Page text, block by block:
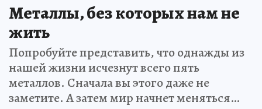
Металлы, без которых нам не
жить
Попробуйте представить, что однажды из
нашей жизни исчезнут всего пять
металлов. Сначала вы этого даже не
заметите. А затем мир начнет меняться…